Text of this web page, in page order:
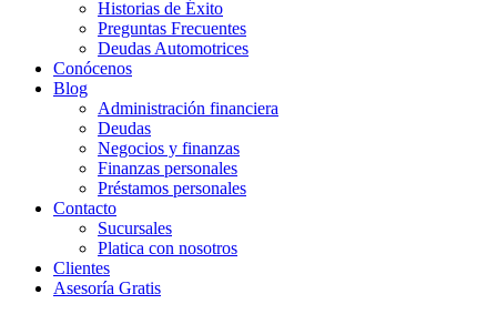
Historias de Éxito
Preguntas Frecuentes
Deudas Automotrices
Conócenos
Blog
Administración financiera
Deudas
Negocios y finanzas
Finanzas personales
Préstamos personales
Contacto
Sucursales
Platica con nosotros
Clientes
Asesoría Gratis